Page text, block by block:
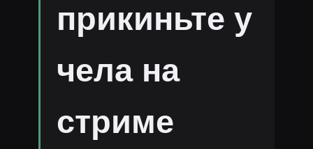
прикиньте у
чела на
стриме